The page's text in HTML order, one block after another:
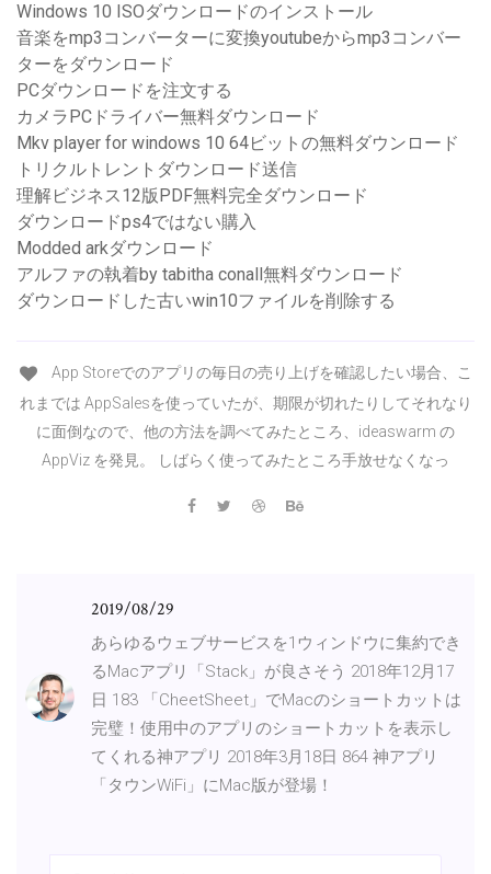
Windows 10 ISOダウンロードのインストール
音楽をmp3コンバーターに変換youtubeからmp3コンバー
ターをダウンロード
PCダウンロードを注文する
カメラPCドライバー無料ダウンロード
Mkv player for windows 10 64ビットの無料ダウンロード
トリクルトレントダウンロード送信
理解ビジネス12版PDF無料完全ダウンロード
ダウンロードps4ではない購入
Modded arkダウンロード
アルファの執着by tabitha conall無料ダウンロード
ダウンロードした古いwin10ファイルを削除する
App Storeでのアプリの毎日の売り上げを確認したい場合、こ
れまでは AppSalesを使っていたが、期限が切れたりしてそれなり
に面倒なので、他の方法を調べてみたところ、ideaswarm の
AppViz を発見。 しばらく使ってみたところ手放せなくなっ
2019/08/29
あらゆるウェブサービスを1ウィンドウに集約でき
るMacアプリ「Stack」が良さそう 2018年12月17
日 183 「CheetSheet」でMacのショートカットは
完璧！使用中のアプリのショートカットを表示し
てくれる神アプリ 2018年3月18日 864 神アプリ
「タウンWiFi」にMac版が登場！